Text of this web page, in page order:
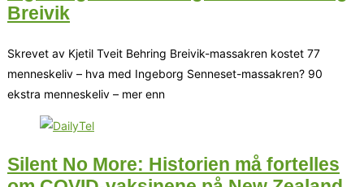
Breivik
Skrevet av Kjetil Tveit Behring Breivik-massakren kostet 77
menneskeliv – hva med Ingeborg Senneset-massakren? 90
ekstra menneskeliv – mer enn
Silent No More: Historien må fortelles